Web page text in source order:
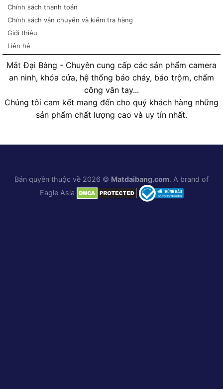
Chính sách thanh toán
Chính sách vận chuyển và kiểm tra hàng
Giới thiệu
Liên hệ
Mắt Đại Bàng - Chuyên cung cấp các sản phẩm camera
an ninh, khóa cửa, hệ thống báo cháy, báo trộm, chấm
công vân tay...
Chúng tôi cam kết mang đến cho quý khách hàng những
sản phẩm chất lượng cao và uy tín nhất.
Bản quyền thuộc về 2026 © Matdaibang.com. A brand of
Eagle Asia